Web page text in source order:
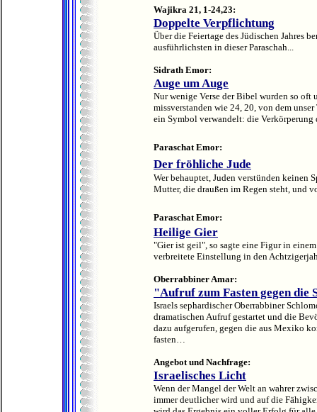
Wajikra 21, 1-24,23:
Doppelte Verpflichtung
Über die Feiertage des Jüdischen Jahres
ausführlichsten in dieser Paraschah...
Sidrath Emor:
Auge um Auge
Nur wenige Verse der Bibel wurden so
missverstanden wie 24, 20, von dem
ein Symbol verwandelt: die Verkörperung
Paraschat Emor:
Der fröhliche Jude
Wer behauptet, Juden verstünden keinen
Mutter, die draußen im Regen steht, und
Paraschat Emor:
Heilige Gier
"Gier ist geil", so sagte eine Figur in
verbreitete Einstellung in den
Oberrabbiner Amar:
"Aufruf zum Fasten gegen die
Israels sephardischer Oberrabbiner
dramatischen Aufruf gestartet und die
dazu aufgerufen, gegen die aus Mexiko
fasten…
Angebot und Nachfrage:
Israelisches Licht
Wenn der Mangel der Welt an wahrer
immer deutlicher wird und auf die